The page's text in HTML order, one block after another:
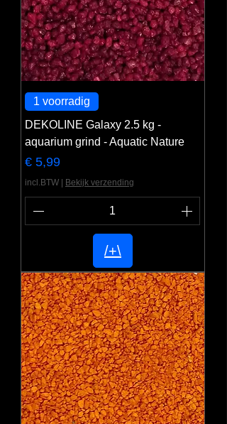
1 voorradig
DEKOLINE Galaxy 2.5 kg -
aquarium grind - Aquatic Nature
Prijs
€ 5,99
incl.BTW Bekijk verzending
/+\